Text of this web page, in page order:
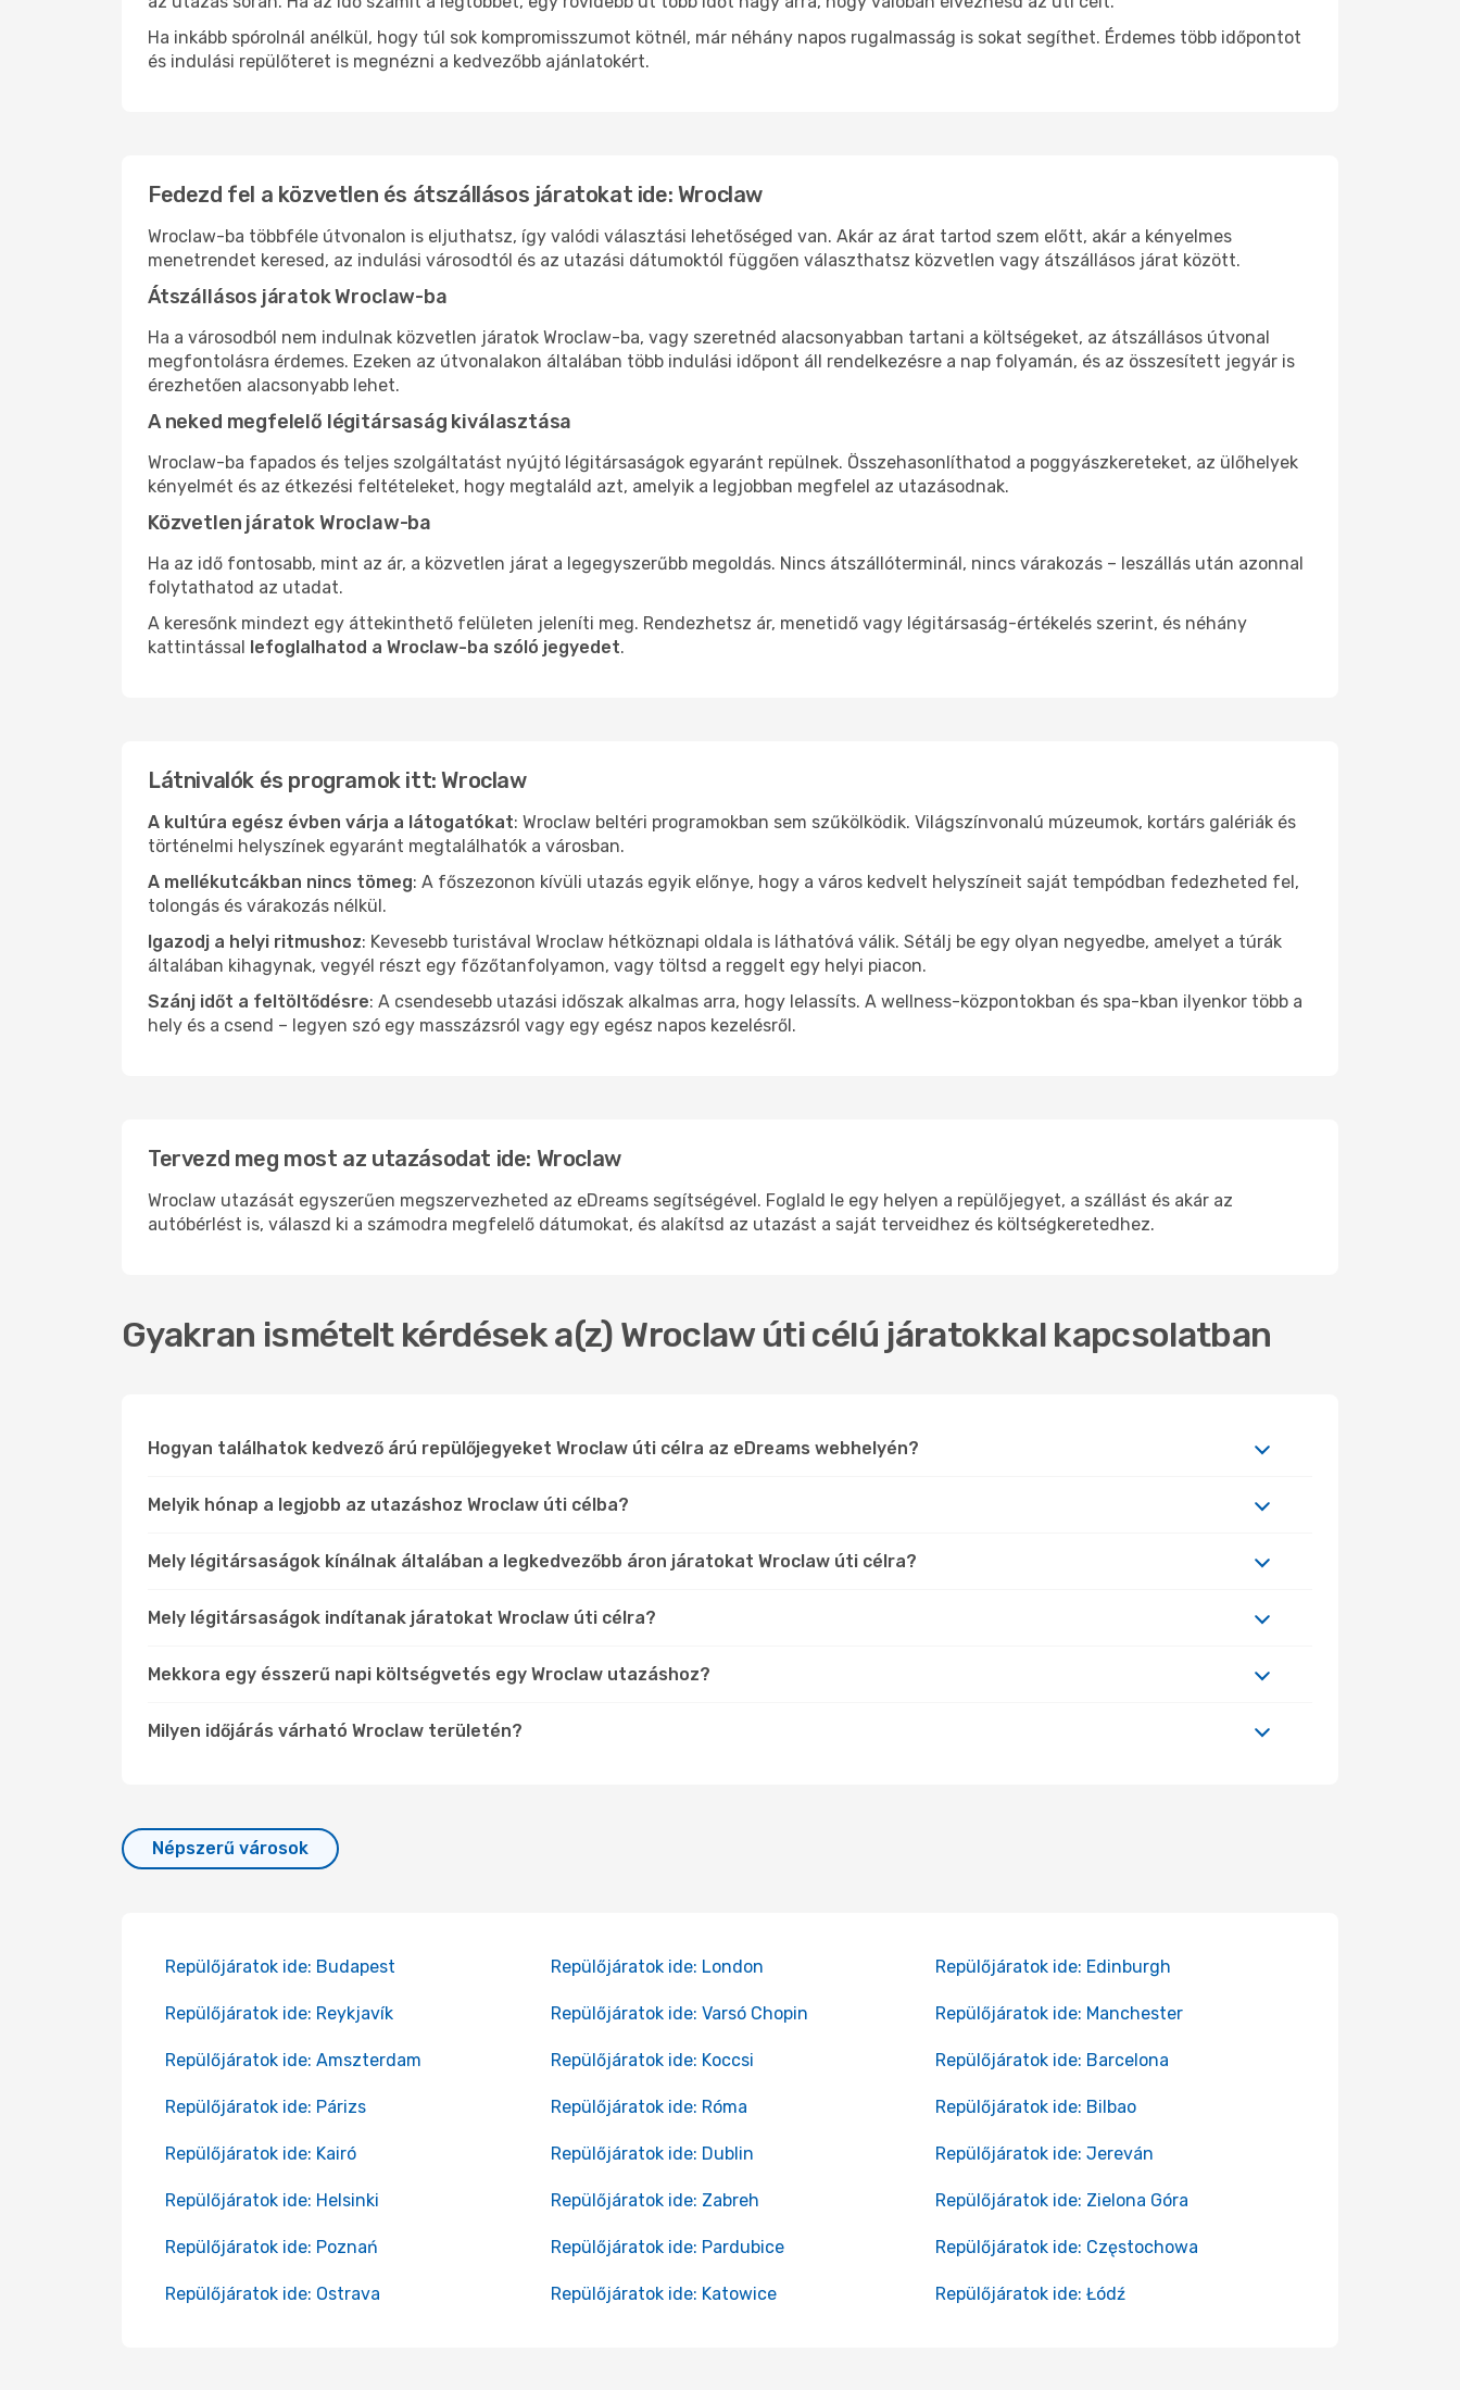
Ha inkább spórolnál anélkül, hogy túl sok kompromisszumot kötnél, már néhány napos rugalmasság is sokat segíthet. Érdemes több időpontot
és indulási repülőteret is megnézni a kedvezőbb ajánlatokért.
Fedezd fel a közvetlen és átszállásos járatokat ide: Wroclaw
Wroclaw-ba többféle útvonalon is eljuthatsz, így valódi választási lehetőséged van. Akár az árat tartod szem előtt, akár a kényelmes
menetrendet keresed, az indulási városodtól és az utazási dátumoktól függően választhatsz közvetlen vagy átszállásos járat között.
Átszállásos járatok Wroclaw-ba
Ha a városodból nem indulnak közvetlen járatok Wroclaw-ba, vagy szeretnéd alacsonyabban tartani a költségeket, az átszállásos útvonal
megfontolásra érdemes. Ezeken az útvonalakon általában több indulási időpont áll rendelkezésre a nap folyamán, és az összesített jegyár is
érezhetően alacsonyabb lehet.
A neked megfelelő légitársaság kiválasztása
Wroclaw-ba fapados és teljes szolgáltatást nyújtó légitársaságok egyaránt repülnek. Összehasonlíthatod a poggyászkereteket, az ülőhelyek
kényelmét és az étkezési feltételeket, hogy megtaláld azt, amelyik a legjobban megfelel az utazásodnak.
Közvetlen járatok Wroclaw-ba
Ha az idő fontosabb, mint az ár, a közvetlen járat a legegyszerűbb megoldás. Nincs átszállóterminál, nincs várakozás – leszállás után azonnal
folytathatod az utadat.
A keresőnk mindezt egy áttekinthető felületen jeleníti meg. Rendezhetsz ár, menetidő vagy légitársaság-értékelés szerint, és néhány
kattintással lefoglalhatod a Wroclaw-ba szóló jegyedet.
Látnivalók és programok itt: Wroclaw
A kultúra egész évben várja a látogatókat: Wroclaw beltéri programokban sem szűkölködik. Világszínvonalú múzeumok, kortárs galériák és
történelmi helyszínek egyaránt megtalálhatók a városban.
A mellékutcákban nincs tömeg: A főszezonon kívüli utazás egyik előnye, hogy a város kedvelt helyszíneit saját tempódban fedezheted fel,
tolongás és várakozás nélkül.
Igazodj a helyi ritmushoz: Kevesebb turistával Wroclaw hétköznapi oldala is láthatóvá válik. Sétálj be egy olyan negyedbe, amelyet a túrák
általában kihagynak, vegyél részt egy főzőtanfolyamon, vagy töltsd a reggelt egy helyi piacon.
Szánj időt a feltöltődésre: A csendesebb utazási időszak alkalmas arra, hogy lelassíts. A wellness-központokban és spa-kban ilyenkor több a
hely és a csend – legyen szó egy masszázsról vagy egy egész napos kezelésről.
Tervezd meg most az utazásodat ide: Wroclaw
Wroclaw utazását egyszerűen megszervezheted az eDreams segítségével. Foglald le egy helyen a repülőjegyet, a szállást és akár az
autóbérlést is, válaszd ki a számodra megfelelő dátumokat, és alakítsd az utazást a saját terveidhez és költségkeretedhez.
Gyakran ismételt kérdések a(z) Wroclaw úti célú járatokkal kapcsolatban
Hogyan találhatok kedvező árú repülőjegyeket Wroclaw úti célra az eDreams webhelyén?
Melyik hónap a legjobb az utazáshoz Wroclaw úti célba?
Mely légitársaságok kínálnak általában a legkedvezőbb áron járatokat Wroclaw úti célra?
Mely légitársaságok indítanak járatokat Wroclaw úti célra?
Mekkora egy ésszerű napi költségvetés egy Wroclaw utazáshoz?
Milyen időjárás várható Wroclaw területén?
Népszerű városok
Repülőjáratok ide: Budapest Repülőjáratok ide: London Repülőjáratok ide: Edinburgh
Repülőjáratok ide: Reykjavík Repülőjáratok ide: Varsó Chopin Repülőjáratok ide: Manchester
Repülőjáratok ide: Amszterdam Repülőjáratok ide: Koccsi Repülőjáratok ide: Barcelona
Repülőjáratok ide: Párizs Repülőjáratok ide: Róma Repülőjáratok ide: Bilbao
Repülőjáratok ide: Kairó Repülőjáratok ide: Dublin Repülőjáratok ide: Jereván
Repülőjáratok ide: Helsinki Repülőjáratok ide: Zabreh Repülőjáratok ide: Zielona Góra
Repülőjáratok ide: Poznań Repülőjáratok ide: Pardubice Repülőjáratok ide: Częstochowa
Repülőjáratok ide: Ostrava Repülőjáratok ide: Katowice Repülőjáratok ide: Łódź